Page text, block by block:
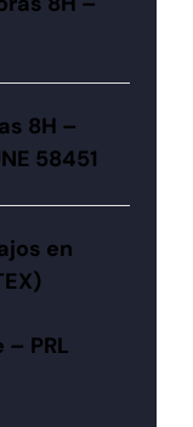
8H –
58451
en
PRL